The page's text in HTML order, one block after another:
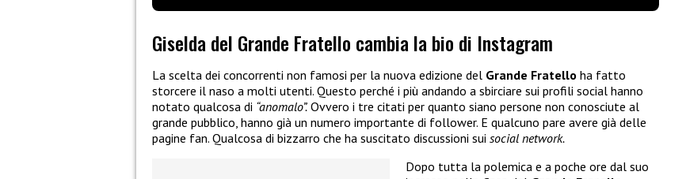
Giselda del Grande Fratello cambia la bio di Instagram
La scelta dei concorrenti non famosi per la nuova edizione del Grande Fratello ha fatto
storcere il naso a molti utenti. Questo perché i più andando a sbirciare sui profili social hanno
notato qualcosa di “anomalo”. Ovvero i tre citati per quanto siano persone non conosciute al
grande pubblico, hanno già un numero importante di follower. E qualcuno pare avere già delle
pagine fan. Qualcosa di bizzarro che ha suscitato discussioni sui social network.
Dopo tutta la polemica e a poche ore dal suo